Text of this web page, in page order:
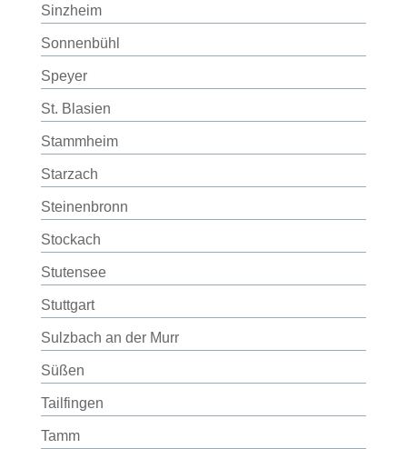
Sinzheim
Sonnenbühl
Speyer
St. Blasien
Stammheim
Starzach
Steinenbronn
Stockach
Stutensee
Stuttgart
Sulzbach an der Murr
Süßen
Tailfingen
Tamm